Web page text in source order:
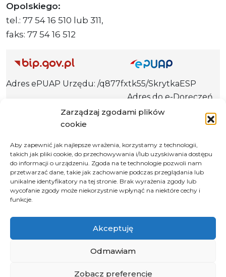
Zarządzaj zgodami plików
cookie
Aby zapewnić jak najlepsze wrażenia, korzystamy z technologii,
takich jak pliki cookie, do przechowywania i/lub uzyskiwania dostępu
do informacji o urządzeniu. Zgoda na te technologie pozwoli nam
przetwarzać dane, takie jak zachowanie podczas przeglądania lub
unikalne identyfikatory na tej stronie. Brak wyrażenia zgody lub
wycofanie zgody może niekorzystnie wpłynąć na niektóre cechy i
funkcje.
Akceptuję
Odmawiam
Zobacz preferencje
Opolskiego:
tel.: 77 54 16 510 lub 311,
faks: 77 54 16 512
Adres ePUAP Urzędu: /q877fxtk55/SkrytkaESP
Adres do e-Doręczeń
Urzędu: AE:PL-66703-73759-IGTUV-14
Polityka prywatności
Klauzula informacyjna RODO
Deklaracja dostępności
Instrukcja obsługi BIP